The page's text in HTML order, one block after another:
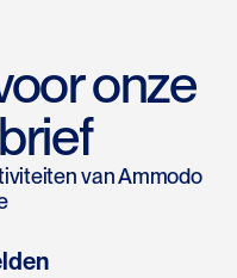
onze
van Ammodo